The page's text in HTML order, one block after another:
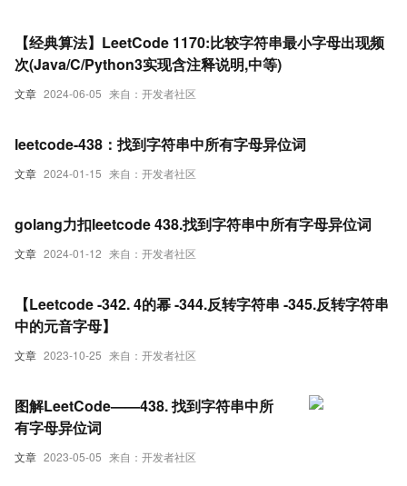
文章 2024-06-05 来自：开发者社区
【经典算法】LeetCode 1170:比较字符串最小字母出现频
次(Java/C/Python3实现含注释说明,中等)
文章 2024-01-15 来自：开发者社区
leetcode-438：找到字符串中所有字母异位词
文章 2024-01-12 来自：开发者社区
golang力扣leetcode 438.找到字符串中所有字母异位词
文章 2023-10-25 来自：开发者社区
【Leetcode -342. 4的幂 -344.反转字符串 -345.反转字符串
中的元音字母】
文章 2023-05-05 来自：开发者社区
图解LeetCode——438. 找到字符串中所
有字母异位词